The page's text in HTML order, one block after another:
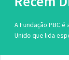
A Fundação PBC
Unido que lida